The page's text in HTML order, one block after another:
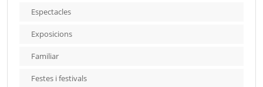
Espectacles
Exposicions
Familiar
Festes i festivals